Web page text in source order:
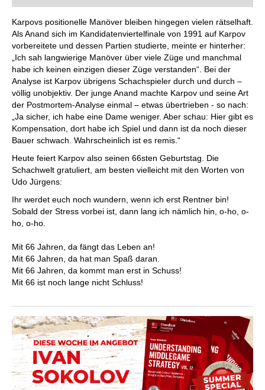
Karpovs positionelle Manöver bleiben hingegen vielen rätselhaft.
Als Anand sich im Kandidatenviertelfinale von 1991 auf Karpov
vorbereitete und dessen Partien studierte, meinte er hinterher:
„Ich sah langwierige Manöver über viele Züge und manchmal
habe ich keinen einzigen dieser Züge verstanden“. Bei der
Analyse ist Karpov übrigens Schachspieler durch und durch –
völlig unobjektiv. Der junge Anand machte Karpov und seine Art
der Postmortem-Analyse einmal – etwas übertrieben - so nach:
„Ja sicher, ich habe eine Dame weniger. Aber schau: Hier gibt es
Kompensation, dort habe ich Spiel und dann ist da noch dieser
Bauer schwach. Wahrscheinlich ist es remis.“
Heute feiert Karpov also seinen 66sten Geburtstag. Die
Schachwelt gratuliert, am besten vielleicht mit den Worten von
Udo Jürgens:
Ihr werdet euch noch wundern, wenn ich erst Rentner bin!
Sobald der Stress vorbei ist, dann lang ich nämlich hin, o-ho, o-
ho, o-ho.
Mit 66 Jahren, da fängt das Leben an!
Mit 66 Jahren, da hat man Spaß daran.
Mit 66 Jahren, da kommt man erst in Schuss!
Mit 66 ist noch lange nicht Schluss!